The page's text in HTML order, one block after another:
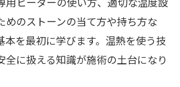
めのストーンの当て方や持ち方な
本を最初に学びます。温熱を使う技
全に扱える知識が施術の土台になり